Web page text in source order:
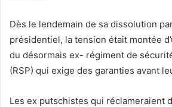
l
Dès le lendemain de sa dissolution
présidentiel, la tension était montée
du désormais ex- régiment de
(RSP) qui exige des garanties avant
Les ex putschistes qui réclameraient